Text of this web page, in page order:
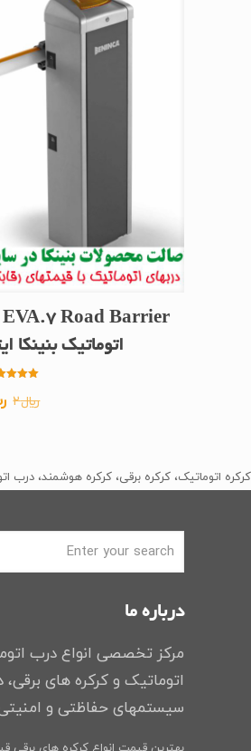
اتوماتیک بنینکا
5.00
از 5 ﷼2
کرکره اتوماتیک، کرکره برقی، کرکره هوشمند، درب
درباره ما
مرکز تخصصی انواع درب
اتوماتیک و کرکره های
سیستمهای حفاظتی و